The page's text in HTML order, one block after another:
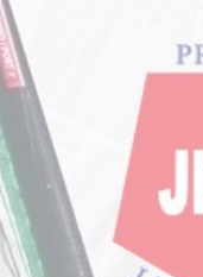
to main content